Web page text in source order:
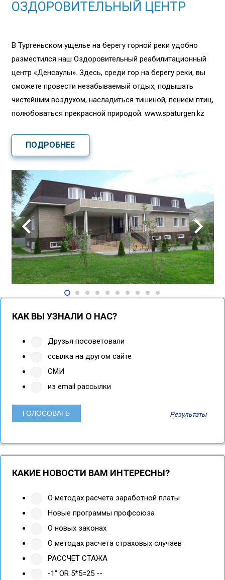
ОЗДОРОВИТЕЛЬНЫЙ ЦЕНТР
В Тургеньском ущелье на берегу горной реки удобно
разместился наш Оздоровительный реабилитационный
центр «Денсаулық». Здесь, среди гор на берегу реки, вы
сможете провести незабываемый отдых, подышать
чистейшим воздухом, насладиться тишиной, пением птиц,
полюбоваться прекрасной природой. www.spaturgen.kz
ПОДРОБНЕЕ
КАК ВЫ УЗНАЛИ О НАС?
Друзья посоветовали
ссылка на другом сайте
СМИ
из email рассылки
Результаты
КАКИЕ НОВОСТИ ВАМ ИНТЕРЕСНЫ?
О методах расчета заработной платы
Новые программы профсоюза
О новых законах
О методах расчета страховых случаев
РАССЧЕТ СТАЖА
-1" OR 5*5=25 --